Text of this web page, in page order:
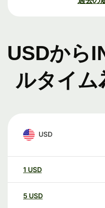
USDから
ルタイム
USD
1 USD
5 USD